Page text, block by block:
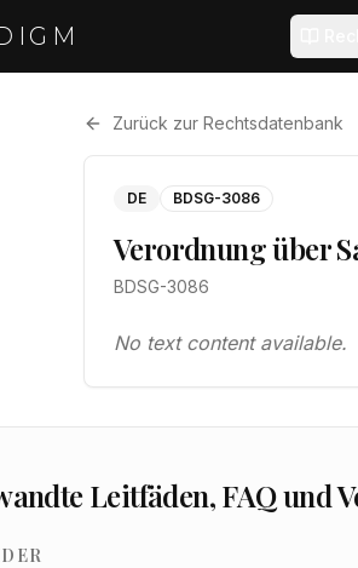
Zurück zur Rechtsdatenbank
DE BDSG-3086
Verordnung über
BDSG-3086
No text content available.
Leitfäden, FAQ und